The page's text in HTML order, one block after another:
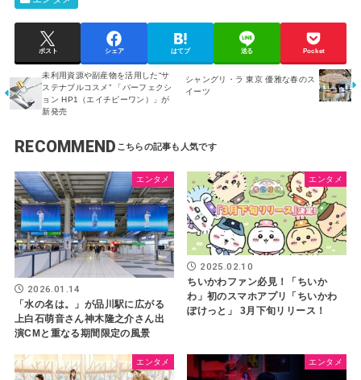
ポスト シェア はてブ 送る Pocket
未利用資源や副産物を活用した“サ
ステナブルコスメ” 「パーフェクシ
ョン HP1（エイチピーワン）」が
新発売
シャングリ・ラ 東京 優雅な春のス
イーツ
RECOMMEND
エンタメ
2026.01.14
「水の名は。」が品川駅に広がる
上白石萌音さん神木隆之介さん出
演CMと重なる期間限定の風景
エンタメ
2025.02.10
ちいかわファン必見！「ちいか
わ」初のスマホアプリ「ちいかわ
ぽけっと」 3月下旬リリース！
エンタメ エンタメ